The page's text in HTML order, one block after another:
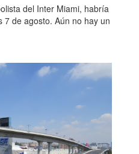
del Inter Miami, habría
7 de agosto. Aún no hay un